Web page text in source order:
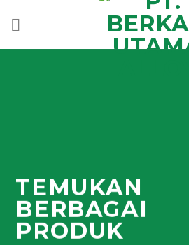
TEMUKAN
BERBAGAI
PRODUK